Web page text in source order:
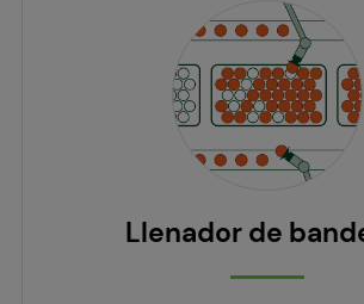
Llenador de